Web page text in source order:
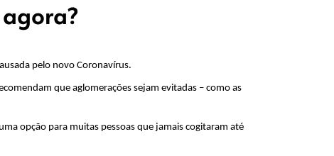
pelo novo Coronavírus.
que aglomerações sejam evitadas – como as
opção para muitas pessoas que jamais cogitaram até